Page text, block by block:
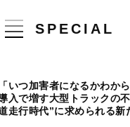
SPECIAL
「いつ加害者になるかわか
入で増す大型トラックの
走行時代”に求められる新